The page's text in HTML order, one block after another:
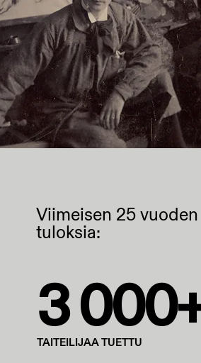
Viimeisen 25
tuloksia:
3
TAITEILIJAA TUETTU